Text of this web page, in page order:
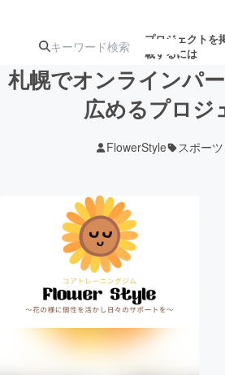
プロジェクトを
載するには
ターン
ジェクト
募
ロジ
アート・写真
テクノロジー・ガジェット
映像・映画
ビジネス・起業
札幌でオンラインパ
広めるプロジ
FlowerStyle スポーツ